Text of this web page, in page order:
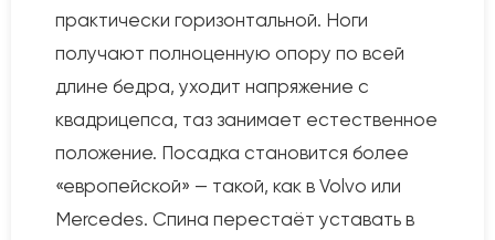
практически горизонтальной. Ноги
получают полноценную опору по всей
длине бедра, уходит напряжение с
квадрицепса, таз занимает естественное
положение. Посадка становится более
«европейской» — такой, как в Volvo или
Mercedes. Спина перестаёт уставать в